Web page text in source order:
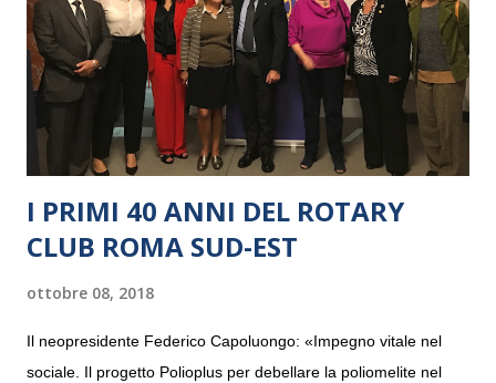
I PRIMI 40 ANNI DEL ROTARY
CLUB ROMA SUD-EST
ottobre 08, 2018
Il neopresidente Federico Capoluongo: «Impegno vitale nel
sociale. Il progetto Polioplus per debellare la poliomelite nel